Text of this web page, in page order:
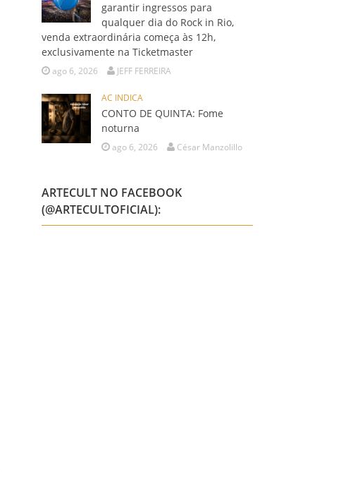
garantir ingressos para
qualquer dia do Rock in Rio,
venda extraordinária começa às 12h,
exclusivamente na Ticketmaster
ago 6, 2026 JEFF FERREIRA
AC INDICA
CONTO DE QUINTA: Fome
noturna
ago 6, 2026 César Manzolillo
ARTECULT NO FACEBOOK
(@ARTECULTOFICIAL):